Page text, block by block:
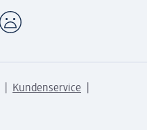
Kundenservice